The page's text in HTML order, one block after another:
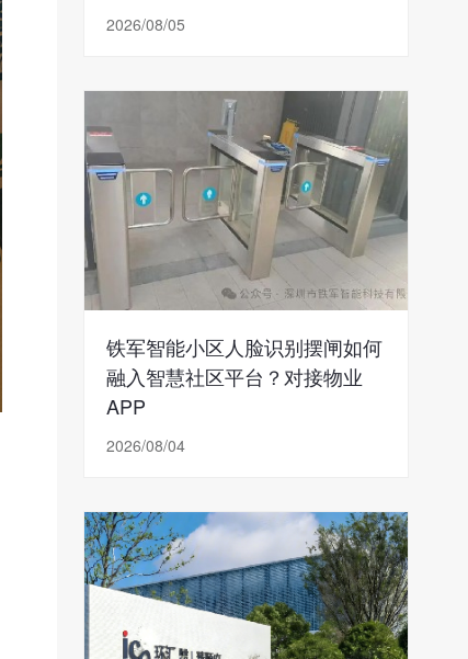
2026/08/05
铁军智能小区人脸识别摆闸如何
融入智慧社区平台？对接物业
APP
2026/08/04